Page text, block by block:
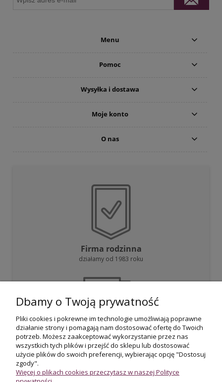
Menu
Pomoc
Wysyłka i dostawa
Moje konto
O nas
Firma rodzinna
działamy od 1983 roku
Darmowa dostawa
przy zakupie powyżej 800 zł
Dbamy o Twoją prywatność
Pliki cookies i pokrewne im technologie umożliwiają poprawne
działanie strony i pomagają nam dostosować ofertę do Twoich
potrzeb. Możesz zaakceptować wykorzystanie przez nas
wszystkich tych plików i przejść do sklepu lub dostosować
użycie plików do swoich preferencji, wybierając opcję "Dostosuj
zgody".
Więcej o plikach cookies przeczytasz w naszej Polityce